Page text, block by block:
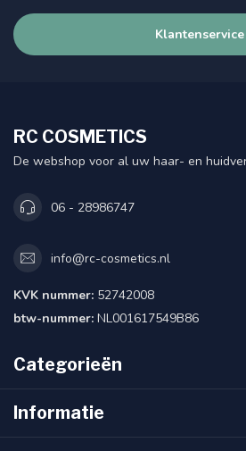
Klantenservice
RC COSMETICS
De webshop voor al uw haar- en
06 - 28986747
info@rc-cosmetics.nl
KVK nummer: 52742008
btw-nummer: NL001617549B86
Categorieën
Informatie